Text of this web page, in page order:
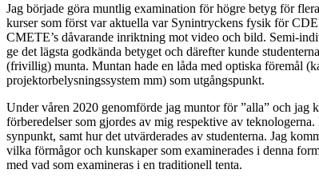
Jag började göra muntlig examination för högre betyg för
kurser som först var aktuella var Synintryckens fysik för
CMETE’s dåvarande inriktning mot video och bild. Semi-
ge det lägsta godkända betyget och därefter kunde
(frivillig) munta. Muntan hade en låda med optiska föremål
projektorbelysningssystem mm) som utgångspunkt.
Under våren 2020 genomförde jag muntor för ”alla” och jag
förberedelser som gjordes av mig respektive av
synpunkt, samt hur det utvärderades av studenterna. Jag
vilka förmågor och kunskaper som examinerades i denna
med vad som examineras i en traditionell tenta.​